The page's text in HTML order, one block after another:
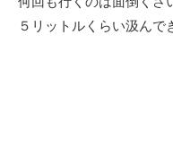
５リットルくらい汲んで